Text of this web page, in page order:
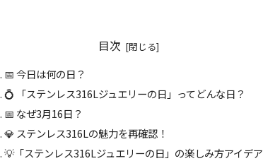
目次
📅 今日は何の日？
💍 「ステンレス316Lジュエリーの日」ってどんな日？
📅 なぜ3月16日？
💎 ステンレス316Lの魅力を再確認！
💡「ステンレス316Lジュエリーの日」の楽しみ方アイデア